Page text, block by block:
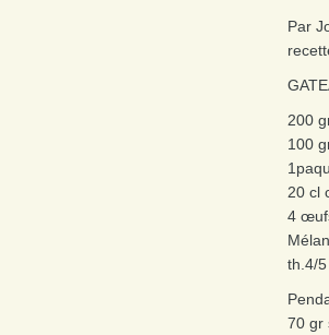
Par
200
100
20 cl
4
th.4/
70 gr